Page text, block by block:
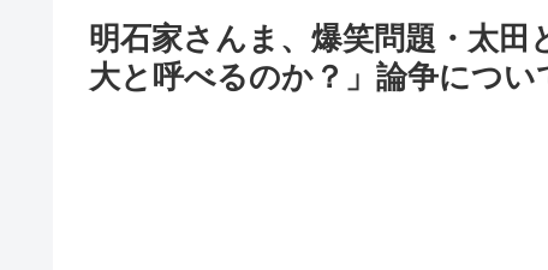
明石家さんま、爆笑問題・太
大と呼べるのか？」論争につ